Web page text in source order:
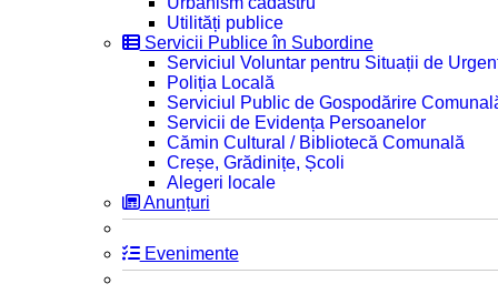
Utilități publice
Servicii Publice în Subordine
Serviciul Voluntar pentru Situații de
Poliția Locală
Serviciul Public de Gospodărire
Servicii de Evidența Persoanelor
Cămin Cultural / Bibliotecă Comunală
Creșe, Grădinițe, Școli
Alegeri locale
Anunțuri
Evenimente